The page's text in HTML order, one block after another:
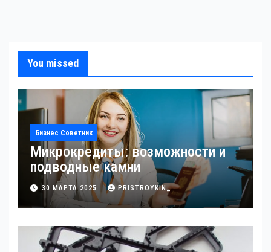
You missed
Бизнес Советник
Микрокредиты: возможности и
подводные камни
30 МАРТА 2025 PRISTROYKIN_